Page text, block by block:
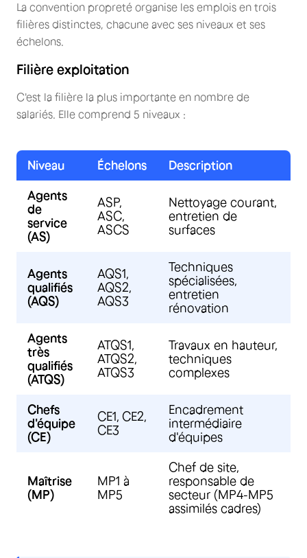
La convention propreté organise les emplois en trois
filières distinctes, chacune avec ses niveaux et ses
échelons.
Filière exploitation
C'est la filière la plus importante en nombre de
salariés. Elle comprend 5 niveaux :
Niveau Échelons Description
Agents
de
service
(AS)
ASP,
ASC,
ASCS
Nettoyage courant,
entretien de
surfaces
Agents
qualifiés
(AQS)
AQS1,
AQS2,
AQS3
Techniques
spécialisées,
entretien
rénovation
Agents
très
qualifiés
(ATQS)
ATQS1,
ATQS2,
ATQS3
Travaux en hauteur,
techniques
complexes
Chefs
d'équipe
(CE)
CE1, CE2,
CE3
Encadrement
intermédiaire
d'équipes
Maîtrise
(MP)
MP1 à
MP5
Chef de site,
responsable de
secteur (MP4-MP5
assimilés cadres)